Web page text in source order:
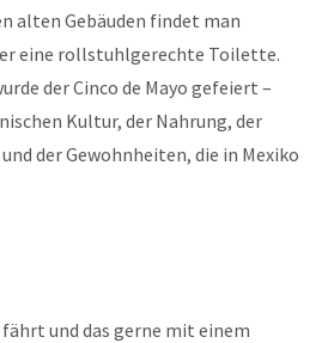
alten Gebäuden findet man
eine rollstuhlgerechte Toilette.
der Cinco de Mayo gefeiert –
Kultur, der Nahrung, der
der Gewohnheiten, die in Mexiko
fährt und das gerne mit einem